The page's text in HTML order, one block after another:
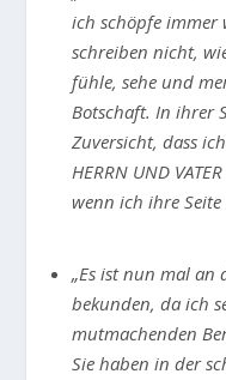
ich schöpfe immer
schreiben nicht,
fühle, sehe und
Botschaft. In ihrer
Zuversicht, dass
HERRN UND
wenn ich ihre Seite
„Es ist nun mal an
bekunden, da ich
mutmachenden
Sie haben in der